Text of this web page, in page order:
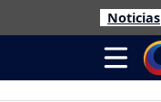
Noticias